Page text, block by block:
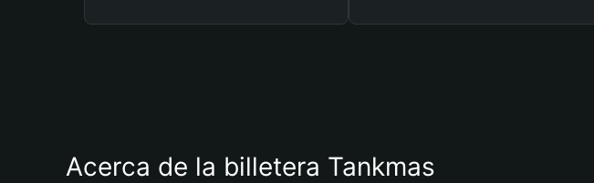
Acerca de la billetera Tankmas